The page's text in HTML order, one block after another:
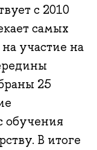
с 2010
самых
участие на
25
обучения
В итоге